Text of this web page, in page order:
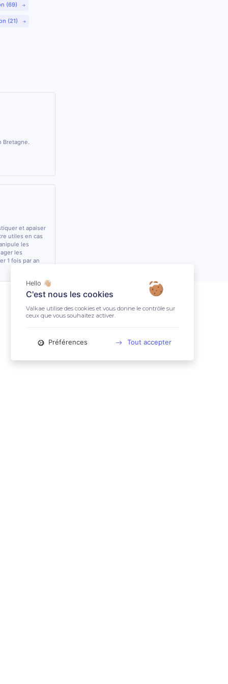
(69)
(21)
Bretagne.
et apaiser
utiles en cas
les
les
1 fois par an
Hello 👋🏼
C'est nous les cookies
Valkae utilise des cookies et vous donne le contrôle sur
ceux que vous souhaitez activer.
Préférences Tout accepter